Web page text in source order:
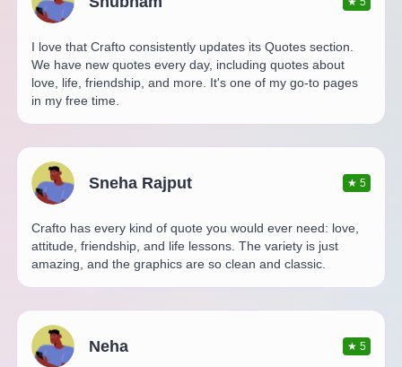
I love that Crafto consistently updates its Quotes section.
We have new quotes every day, including quotes about
love, life, friendship, and more. It's one of my go-to pages
in my free time.
Sneha Rajput ★5
Crafto has every kind of quote you would ever need: love,
attitude, friendship, and life lessons. The variety is just
amazing, and the graphics are so clean and classic.
Neha ★5